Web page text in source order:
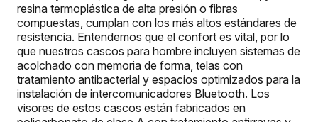
resina termoplástica de alta presión o fibras
compuestas, cumplan con los más altos estándares de
resistencia. Entendemos que el confort es vital, por lo
que nuestros cascos para hombre incluyen sistemas de
acolchado con memoria de forma, telas con
tratamiento antibacterial y espacios optimizados para la
instalación de intercomunicadores Bluetooth. Los
visores de estos cascos están fabricados en